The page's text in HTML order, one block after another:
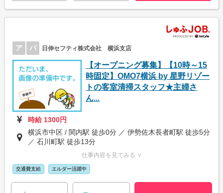
ア パ 日伸セフティ株式会社 横浜支店
【オープニング募集】【10時～15
時固定】OMO7横浜 by 星野リゾー
トの客室清掃スタッフ★主婦さ
ん...
時給 1300円
横浜市中区 / 関内駅 徒歩0分 ／ 伊勢佐木長者町駅 徒歩5分
／ 石川町駅 徒歩13分
仕事内容を見てみる ∨
交通費支給 エルダー活躍中